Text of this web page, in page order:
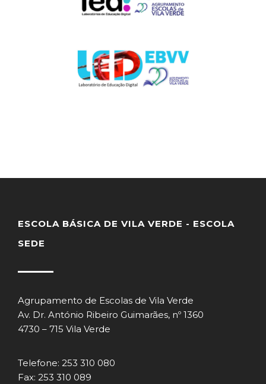
ESCOLA BÁSICA DE VILA VERDE - ESCOLA
SEDE
Agrupamento de Escolas de Vila Verde
Av. Dr. António Ribeiro Guimarães, nº 1360
4730 – 715 Vila Verde
Telefone: 253 310 080
Fax: 253 310 089